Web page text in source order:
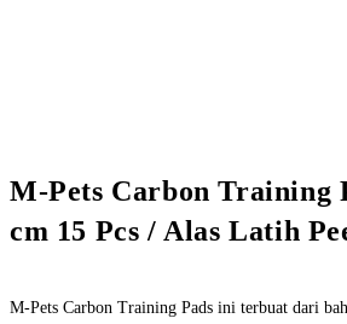
M-Pets Carbon Training
cm 15 Pcs / Alas Latih
M-Pets Carbon Training Pads ini terbuat dari